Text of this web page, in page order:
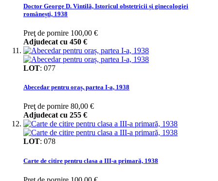
Doctor George D. Vintilă, Istoricul obstetricii și ginecologiei
românești, 1938
Preţ de pornire 100,00 €
Adjudecat cu 450 €
LOT: 077
Abecedar pentru oraș, partea I-a, 1938
Preţ de pornire 80,00 €
Adjudecat cu 255 €
LOT: 078
Carte de citire pentru clasa a III-a primară, 1938